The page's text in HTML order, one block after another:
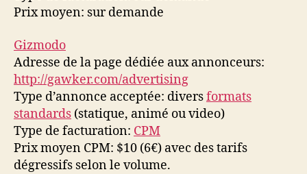
Prix moyen: sur demande
Gizmodo
Adresse de la page dédiée aux annonceurs:
http://gawker.com/advertising
Type d’annonce acceptée: diversformats
standards (statique, animé ou video)
Type de facturation: CPM
Prix moyen CPM: $10 (6€) avec des tarifs
dégressifs selon le volume.